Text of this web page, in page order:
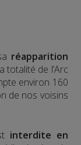
réapparition
totalité de l’Arc
environ 160
de nos voisins
interdite en